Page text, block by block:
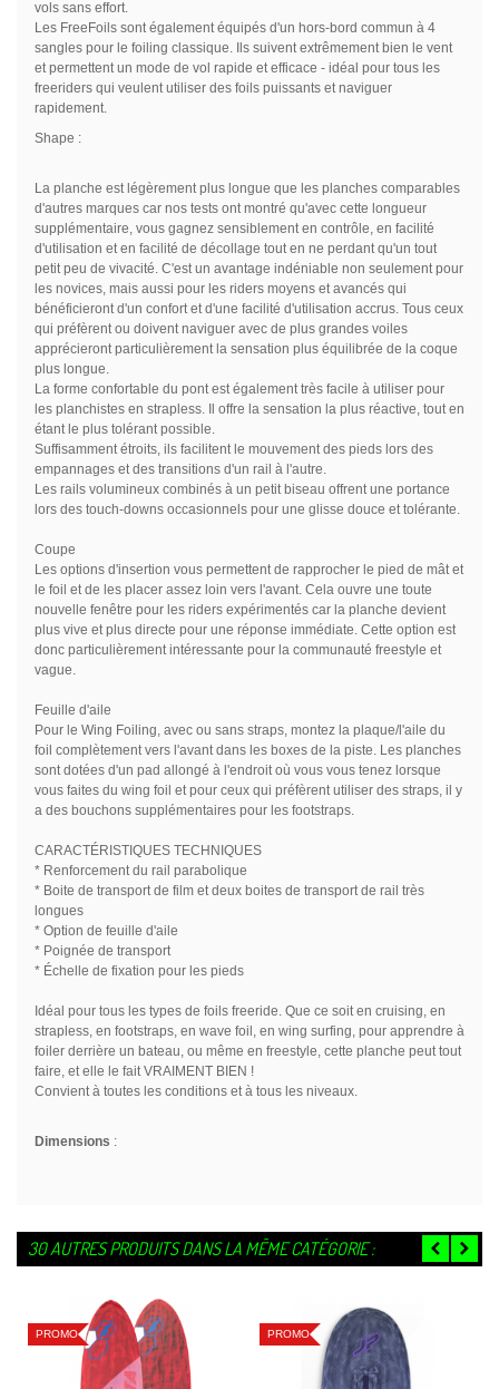
vols sans effort.
Les FreeFoils sont également équipés d'un hors-bord commun à 4
sangles pour le foiling classique. Ils suivent extrêmement bien le vent
et permettent un mode de vol rapide et efficace - idéal pour tous les
freeriders qui veulent utiliser des foils puissants et naviguer
rapidement.
Shape :
La planche est légèrement plus longue que les planches comparables
d'autres marques car nos tests ont montré qu'avec cette longueur
supplémentaire, vous gagnez sensiblement en contrôle, en facilité
d'utilisation et en facilité de décollage tout en ne perdant qu'un tout
petit peu de vivacité. C'est un avantage indéniable non seulement pour
les novices, mais aussi pour les riders moyens et avancés qui
bénéficieront d'un confort et d'une facilité d'utilisation accrus. Tous ceux
qui préfèrent ou doivent naviguer avec de plus grandes voiles
apprécieront particulièrement la sensation plus équilibrée de la coque
plus longue.
La forme confortable du pont est également très facile à utiliser pour
les planchistes en strapless. Il offre la sensation la plus réactive, tout en
étant le plus tolérant possible.
Suffisamment étroits, ils facilitent le mouvement des pieds lors des
empannages et des transitions d'un rail à l'autre.
Les rails volumineux combinés à un petit biseau offrent une portance
lors des touch-downs occasionnels pour une glisse douce et tolérante.
Coupe
Les options d'insertion vous permettent de rapprocher le pied de mât et
le foil et de les placer assez loin vers l'avant. Cela ouvre une toute
nouvelle fenêtre pour les riders expérimentés car la planche devient
plus vive et plus directe pour une réponse immédiate. Cette option est
donc particulièrement intéressante pour la communauté freestyle et
vague.
Feuille d'aile
Pour le Wing Foiling, avec ou sans straps, montez la plaque/l'aile du
foil complètement vers l'avant dans les boxes de la piste. Les planches
sont dotées d'un pad allongé à l'endroit où vous vous tenez lorsque
vous faites du wing foil et pour ceux qui préfèrent utiliser des straps, il y
a des bouchons supplémentaires pour les footstraps.
CARACTÉRISTIQUES TECHNIQUES
* Renforcement du rail parabolique
* Boite de transport de film et deux boites de transport de rail très
longues
* Option de feuille d'aile
* Poignée de transport
* Échelle de fixation pour les pieds
Idéal pour tous les types de foils freeride. Que ce soit en cruising, en
strapless, en footstraps, en wave foil, en wing surfing, pour apprendre à
foiler derrière un bateau, ou même en freestyle, cette planche peut tout
faire, et elle le fait VRAIMENT BIEN !
Convient à toutes les conditions et à tous les niveaux.
Dimensions :
30 AUTRES PRODUITS DANS LA MÊME CATÉGORIE :
PROMO PROMO